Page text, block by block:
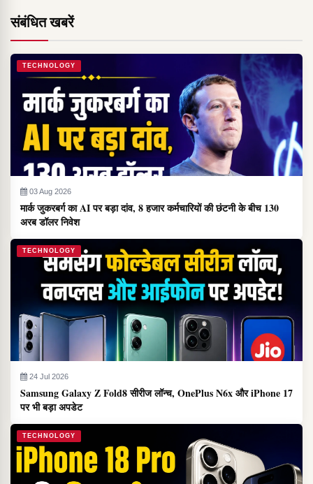
संबंधित खबरें
TECHNOLOGY
03 Aug 2026
मार्क जुकरबर्ग का AI पर बड़ा दांव, 8 हजार कर्मचारियों की छंटनी के बीच 130
अरब डॉलर निवेश
TECHNOLOGY
24 Jul 2026
Samsung Galaxy Z Fold8 सीरीज लॉन्च, OnePlus N6x और iPhone 17
पर भी बड़ा अपडेट
TECHNOLOGY